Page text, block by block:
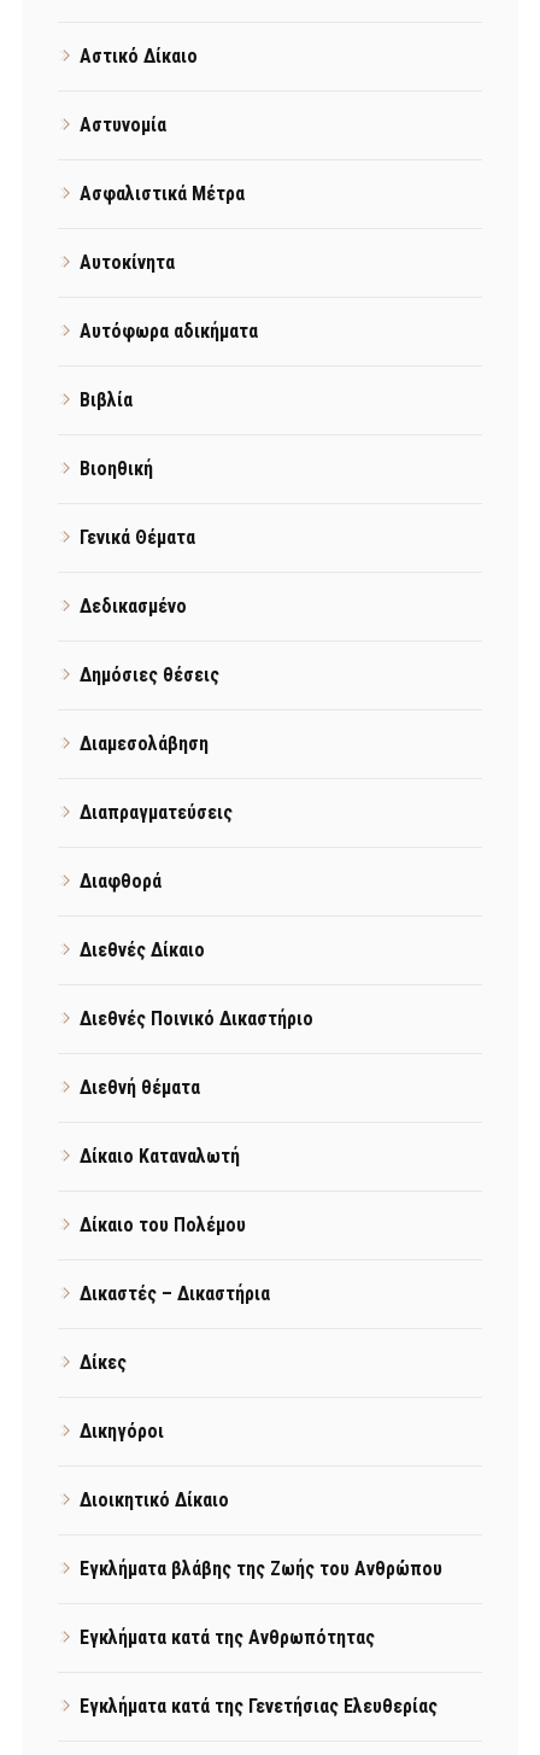
Αστικό Δίκαιο
Αστυνομία
Ασφαλιστικά Μέτρα
Αυτοκίνητα
Αυτόφωρα αδικήματα
Βιβλία
Βιοηθική
Γενικά Θέματα
Δεδικασμένο
Δημόσιες θέσεις
Διαμεσολάβηση
Διαπραγματεύσεις
Διαφθορά
Διεθνές Δίκαιο
Διεθνές Ποινικό Δικαστήριο
Διεθνή θέματα
Δίκαιο Καταναλωτή
Δίκαιο του Πολέμου
Δικαστές – Δικαστήρια
Δίκες
Δικηγόροι
Διοικητικό Δίκαιο
Εγκλήματα βλάβης της Ζωής του Ανθρώπου
Εγκλήματα κατά της Ανθρωπότητας
Εγκλήματα κατά της Γενετήσιας Ελευθερίας